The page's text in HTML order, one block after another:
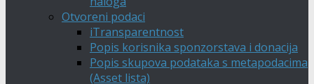
Otvoreni podaci
iTransparentnost
Popis korisnika sponzorstava i donacija
Popis skupova podataka s metapodacima
(Asset lista)